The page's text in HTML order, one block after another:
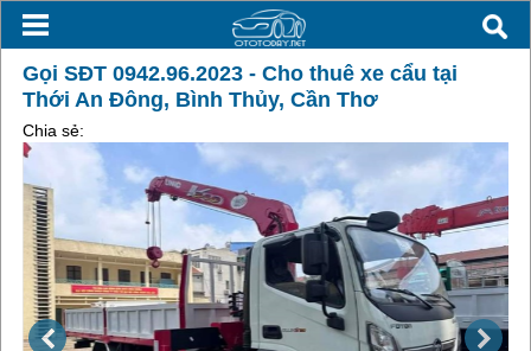
Gọi SĐT 0942.96.2023 - Cho thuê xe cẩu tại
Thới An Đông, Bình Thủy, Cần Thơ
Chia sẻ: